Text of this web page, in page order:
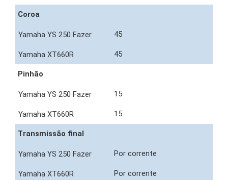
Coroa
45
45
Pinhão
15
15
Transmissão final
Por corrente
Por corrente